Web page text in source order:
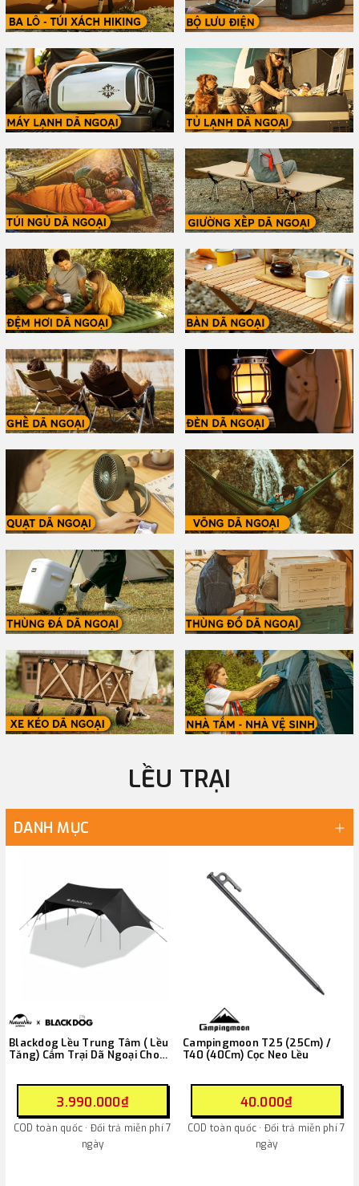
LỀU TRẠI
DANH MỤC
Blackdog Lều Trung Tâm ( Lều
Tăng) Cắm Trại Dã Ngoại Cho
3.990.000₫
COD toàn quốc · Đổi trả miễn phí 7
ngày
Campingmoon T25 (25Cm) /
T40 (40Cm) Cọc Neo Lều
40.000₫
COD toàn quốc · Đổi trả miễn phí 7
ngày